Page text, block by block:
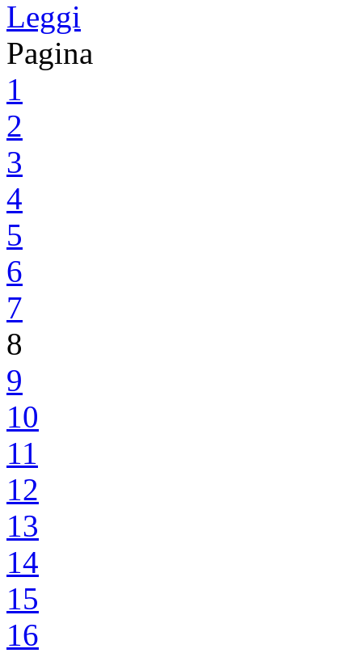
Leggi
Pagina
1
2
3
4
5
6
7
8
9
10
11
12
13
14
15
16